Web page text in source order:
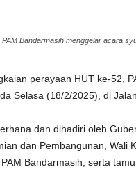
Bandarmasih menggelar acara
perayaan HUT ke-52,
Selasa (18/2/2025), di
dan dihadiri oleh
dan Pembangunan, Wali
Bandarmasih, serta